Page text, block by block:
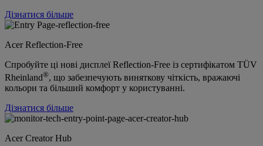
Дізнатися більше
Acer Reflection-Free
Спробуйте ці нові дисплеї Reflection-Free із сертифікатом TÜV
Rheinland®, що забезпечують виняткову чіткість, вражаючі
кольори та більший комфорт у користуванні.
Дізнатися більше
Acer Creator Hub